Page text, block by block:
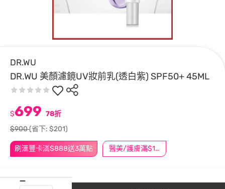
DR.WU
DR.WU 美顏濾鏡UV妝前乳(透白紫) SPF50+ 45ML
刷滙豐卡滿$888送3萬點 醫美/護膚滿$1200送$200
$699 78折
$900(省下: $201)